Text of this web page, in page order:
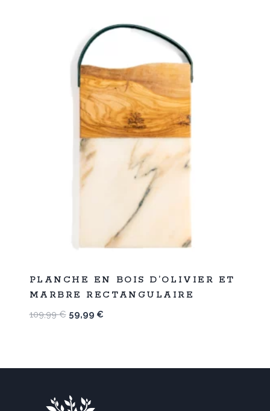
-
45
PLANCHE EN BOIS D’OLIVIER ET
MARBRE RECTANGULAIRE
109,99€ Le
109,99 €.
59,99 €Le
59,99 €.